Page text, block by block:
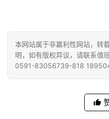
巡
礼本网站属于非赢利性网站，转
明，如有版权异议，请联系值
0591-83056739-818